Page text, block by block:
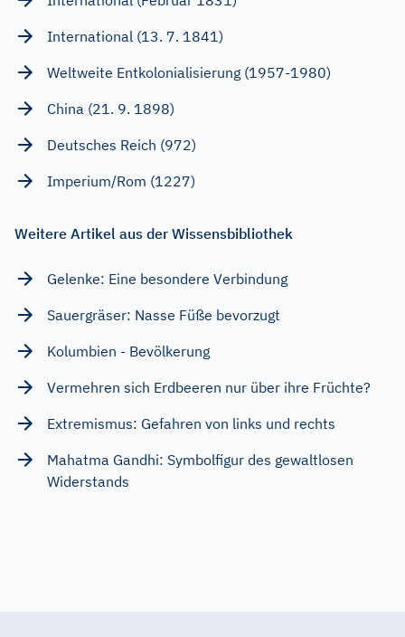
International (13. 7. 1841)
Weltweite Entkolonialisierung (1957-1980)
China (21. 9. 1898)
Deutsches Reich (972)
Imperium/Rom (1227)
Weitere Artikel aus der Wissensbibliothek
Gelenke: Eine besondere Verbindung
Sauergräser: Nasse Füße bevorzugt
Kolumbien - Bevölkerung
Vermehren sich Erdbeeren nur über ihre Früchte?
Extremismus: Gefahren von links und rechts
Mahatma Gandhi: Symbolfigur des gewaltlosen
Widerstands